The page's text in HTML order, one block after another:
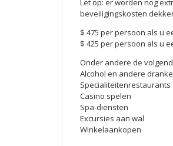
Let op: er worden nog
beveiligingskosten
$ 475 per persoon als u
$ 425 per persoon als u
Onder andere de
Alcohol en andere
Specialiteitenrestaurants
Casino spelen
Spa-diensten
Excursies aan wal
Winkelaankopen